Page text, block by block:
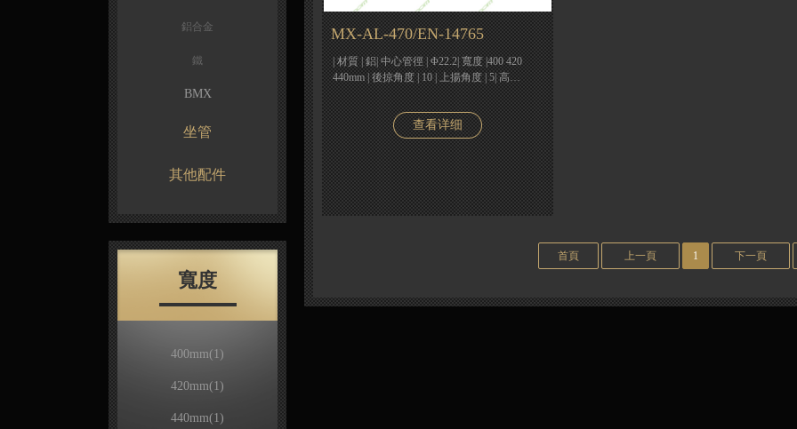
鋁合金
鐵
BMX
坐管
其他配件
寬度
400mm(1)
420mm(1)
440mm(1)
MX-AL-470/EN-14765
| 材質 | 鋁| 中心管徑 | Φ22.2| 寬度 |400 420
440mm | 後掠角度 | 10 | 上揚角度 | 5| 高…
查看详细
首頁 上一頁 1 下一頁